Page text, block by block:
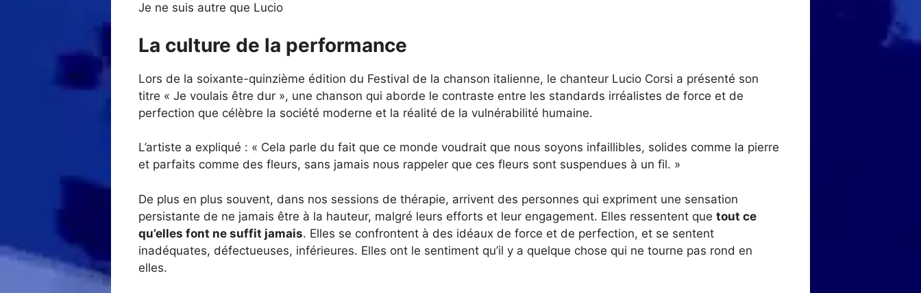
Je ne suis autre que Lucio
La culture de la performance
Lors de la soixante-quinzième édition du Festival de la chanson italienne, le chanteur Lucio Corsi a présenté son
titre « Je voulais être dur », une chanson qui aborde le contraste entre les standards irréalistes de force et de
perfection que célèbre la société moderne et la réalité de la vulnérabilité humaine.
L’artiste a expliqué : « Cela parle du fait que ce monde voudrait que nous soyons infaillibles, solides comme la pierre
et parfaits comme des fleurs, sans jamais nous rappeler que ces fleurs sont suspendues à un fil. »
De plus en plus souvent, dans nos sessions de thérapie, arrivent des personnes qui expriment une sensation
persistante de ne jamais être à la hauteur, malgré leurs efforts et leur engagement. Elles ressentent que tout ce
qu’elles font ne suffit jamais. Elles se confrontent à des idéaux de force et de perfection, et se sentent
inadéquates, défectueuses, inférieures. Elles ont le sentiment qu’il y a quelque chose qui ne tourne pas rond en
elles.